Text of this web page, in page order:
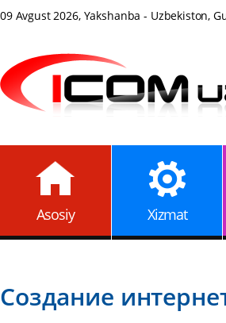
09 Avgust 2026, Yakshanba - Uzbekiston,
Asosiy Xizmat
Создание